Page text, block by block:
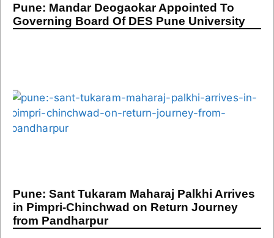
Pune: Mandar Deogaokar Appointed To
Governing Board Of DES Pune University
Pune: Sant Tukaram Maharaj Palkhi Arrives
in Pimpri-Chinchwad on Return Journey
from Pandharpur